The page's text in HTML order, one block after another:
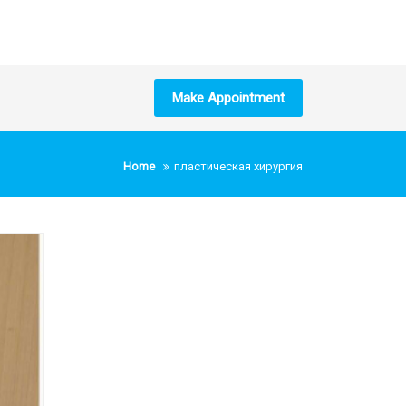
Make Appointment
Home пластическая хирургия